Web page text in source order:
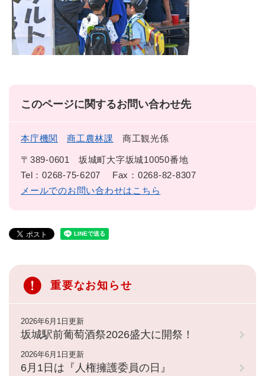
このページに関するお問い合わせ先
本庁機関 商工農林課 商工観光係
〒389-0601
坂城町大字坂城10050番地
Tel：0268-75-6207
Fax：0268-82-8307
メールでのお問い合わせはこちら
重要なお知らせ
2026年6月1日更新
坂城駅前葡萄酒祭2026盛大に開祭！
2026年6月1日更新
6月1日は『人権擁護委員の日』